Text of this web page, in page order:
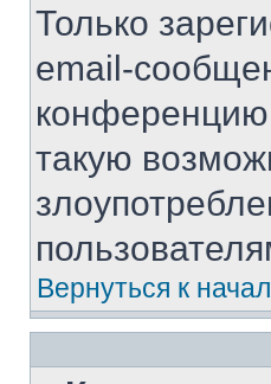
Только
email-
такую
Вернуться к